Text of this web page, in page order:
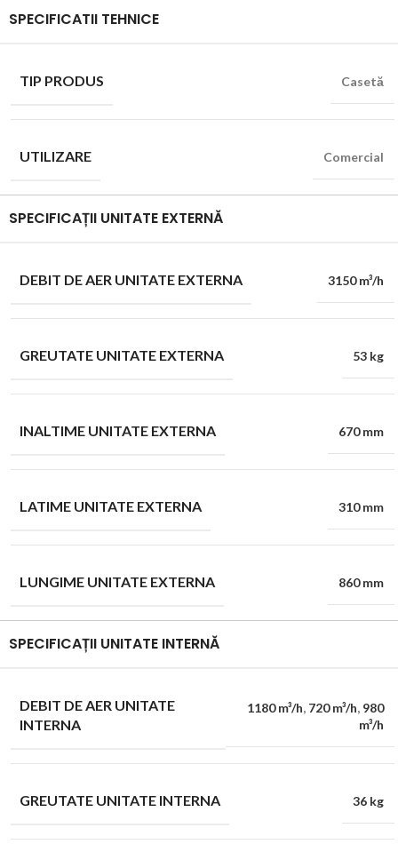
SPECIFICATII TEHNICE
TIP PRODUS Casetă
UTILIZARE Comercial
SPECIFICAȚII UNITATE EXTERNĂ
DEBIT DE AER UNITATE EXTERNA 3150 m³/h
GREUTATE UNITATE EXTERNA 53 kg
INALTIME UNITATE EXTERNA 670 mm
LATIME UNITATE EXTERNA 310 mm
LUNGIME UNITATE EXTERNA 860 mm
SPECIFICAȚII UNITATE INTERNĂ
DEBIT DE AER UNITATE
INTERNA
1180 m³/h, 720 m³/h, 980
m³/h
GREUTATE UNITATE INTERNA 36 kg